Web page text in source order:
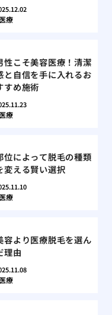
医療
性こそ美容医療！清潔
と自信を手に入れるお
すめ施術
医療
位によって脱毛の種類
変える賢い選択
医療
容より医療脱毛を選ん
理由
医療